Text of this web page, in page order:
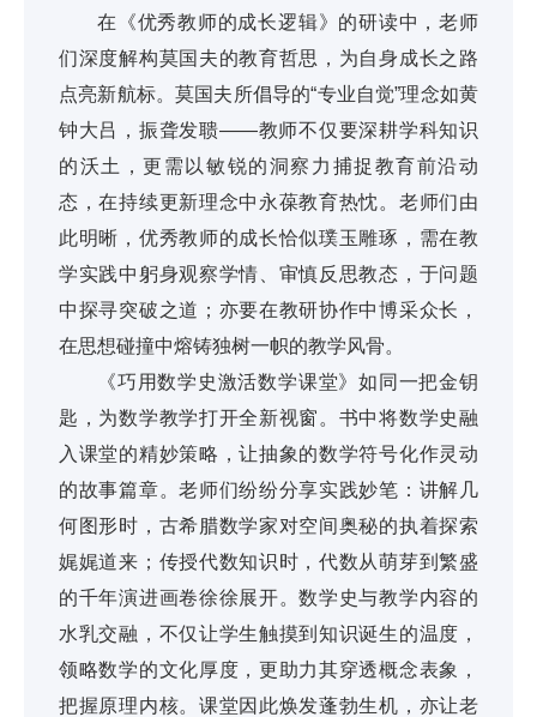
在《优秀教师的成长逻辑》的研读中，老师
们深度解构莫国夫的教育哲思，为自身成长之路
点亮新航标。莫国夫所倡导的“专业自觉”理念如黄
钟大吕，振聋发聩——教师不仅要深耕学科知识
的沃土，更需以敏锐的洞察力捕捉教育前沿动
态，在持续更新理念中永葆教育热忱。老师们由
此明晰，优秀教师的成长恰似璞玉雕琢，需在教
学实践中躬身观察学情、审慎反思教态，于问题
中探寻突破之道；亦要在教研协作中博采众长，
在思想碰撞中熔铸独树一帜的教学风骨。
《巧用数学史激活数学课堂》如同一把金钥
匙，为数学教学打开全新视窗。书中将数学史融
入课堂的精妙策略，让抽象的数学符号化作灵动
的故事篇章。老师们纷纷分享实践妙笔：讲解几
何图形时，古希腊数学家对空间奥秘的执着探索
娓娓道来；传授代数知识时，代数从萌芽到繁盛
的千年演进画卷徐徐展开。数学史与教学内容的
水乳交融，不仅让学生触摸到知识诞生的温度，
领略数学的文化厚度，更助力其穿透概念表象，
把握原理内核。课堂因此焕发蓬勃生机，亦让老